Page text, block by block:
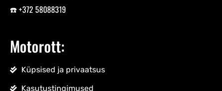
☎️ +372 58088319
Motorott:
Küpsised ja privaatsus
Kasutustingimused